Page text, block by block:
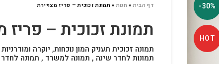
-30%
HOT
דף הבית» חנות»תמונת זכוכית – פריז מצויירת
תמונת זכוכית – פריז
תמונה זכוכית תעניק המון נוכחות, יוקרה
תמונות לחדר שינה , תמונה למשרד , תמונה לחדר